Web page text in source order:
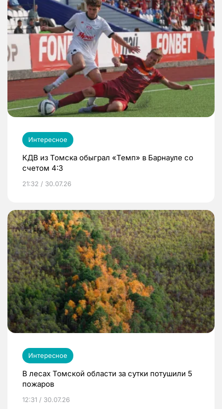
Интересное
КДВ из Томска обыграл «Темп» в Барнауле со
счетом 4:3
21:32 / 30.07.26
Интересное
В лесах Томской области за сутки потушили 5
пожаров
12:31 / 30.07.26